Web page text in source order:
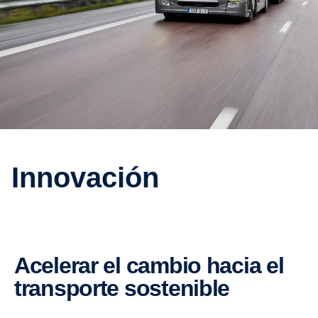
Innovación
Acelerar el cambio hacia el
transporte sostenible